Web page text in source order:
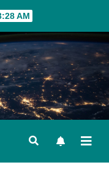
AM